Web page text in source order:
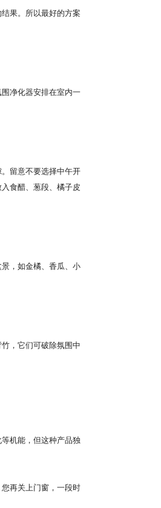
果。所以最好的方案
净化器安排在室内一
留意不要选择中午开
食醋、葱段、橘子皮
，如金橘、香瓜、小
，它们可破除氛围中
机能，但这种产品独
再关上门窗，一段时